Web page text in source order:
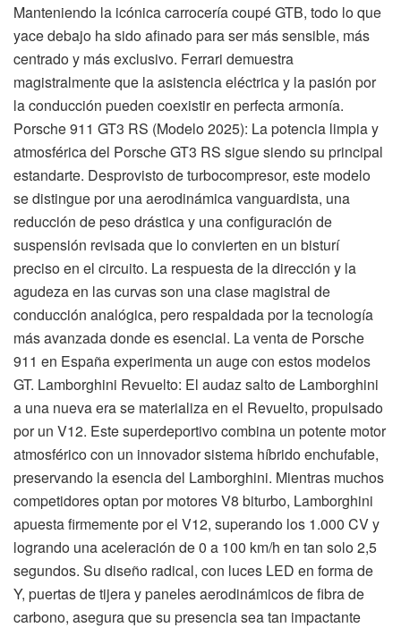
Manteniendo la icónica carrocería coupé GTB, todo lo que
yace debajo ha sido afinado para ser más sensible, más
centrado y más exclusivo. Ferrari demuestra
magistralmente que la asistencia eléctrica y la pasión por
la conducción pueden coexistir en perfecta armonía.
Porsche 911 GT3 RS (Modelo 2025): La potencia limpia y
atmosférica del Porsche GT3 RS sigue siendo su principal
estandarte. Desprovisto de turbocompresor, este modelo
se distingue por una aerodinámica vanguardista, una
reducción de peso drástica y una configuración de
suspensión revisada que lo convierten en un bisturí
preciso en el circuito. La respuesta de la dirección y la
agudeza en las curvas son una clase magistral de
conducción analógica, pero respaldada por la tecnología
más avanzada donde es esencial. La venta de Porsche
911 en España experimenta un auge con estos modelos
GT. Lamborghini Revuelto: El audaz salto de Lamborghini
a una nueva era se materializa en el Revuelto, propulsado
por un V12. Este superdeportivo combina un potente motor
atmosférico con un innovador sistema híbrido enchufable,
preservando la esencia del Lamborghini. Mientras muchos
competidores optan por motores V8 biturbo, Lamborghini
apuesta firmemente por el V12, superando los 1.000 CV y
logrando una aceleración de 0 a 100 km/h en tan solo 2,5
segundos. Su diseño radical, con luces LED en forma de
Y, puertas de tijera y paneles aerodinámicos de fibra de
carbono, asegura que su presencia sea tan impactante